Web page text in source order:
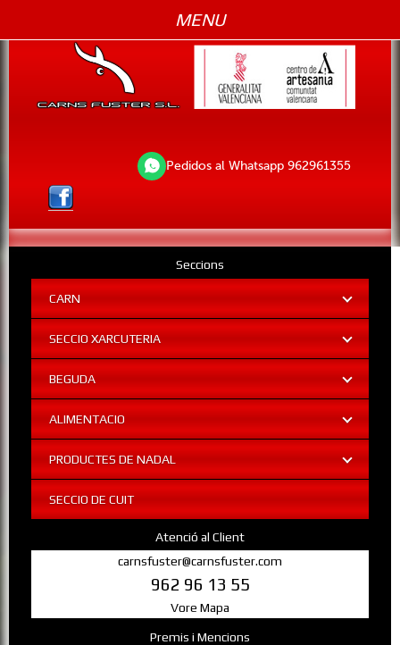
Pedidos al Whatsapp 962961355
MENU
Seccions
CARN
SECCIO XARCUTERIA
BEGUDA
ALIMENTACIO
PRODUCTES DE NADAL
SECCIO DE CUIT
Atenció al Client
carnsfuster@carnsfuster.com
962 96 13 55
Vore Mapa
Premis i Mencions